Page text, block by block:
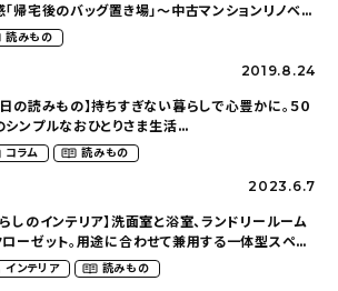
「帰宅後のバッグ置き場」～中古マンションリノベー
ンで叶えたコダワリの暮らし（cocoyuko___さ
読みもの
2019.8.24
日の読みもの】持ちすぎない暮らしで心豊かに。５０
シンプルなおひとりさま生活
さん）
コラム 読みもの
2023.6.7
らしのインテリア】洗面室と浴室、ランドリールーム
ローゼット。用途に合わせて兼用する一体型スペー
仕切りのないゆるく繋がったおうち（olney.03さ
インテリア 読みもの